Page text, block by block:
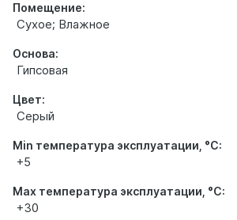
Помещение:
Сухое; Влажное
Основа:
Гипсовая
Цвет:
Серый
Min температура эксплуатации, °С:
+5
Max температура эксплуатации, °С:
+30